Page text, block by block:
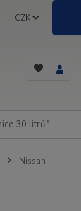
CZK
Nissan